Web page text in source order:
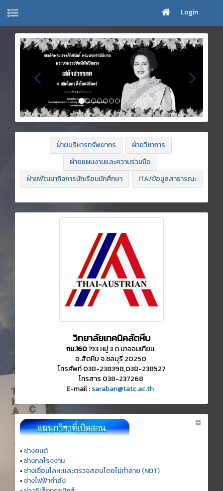
Login
ฝ่ายบริหารทรัพยากร
ฝ่ายวิชาการ
ฝ่ายแผนงานและความร่วมมือ
ฝ่ายพัฒนากิจการนักเรียนนักศึกษา
ITA/ข้อมูลสาธารณะ
วิทยาลัยเทคนิคสัตหีบ
กม.160193 หมู่ 3 ต.นาจอมเทียน
อ.สัตหีบ จ.ชลบุรี 20250
โทรศัพท์ 038-238398,038-238527
โทรสาร 038-237268
E-mail :saraban@tatc.ac.th
• ช่างยนต์
• ช่างกลโรงงาน
• ช่างเชื่อมโลหะและตรวจสอบโดยไม่ทำลาย (NDT)
• ช่างไฟฟ้ากำลัง